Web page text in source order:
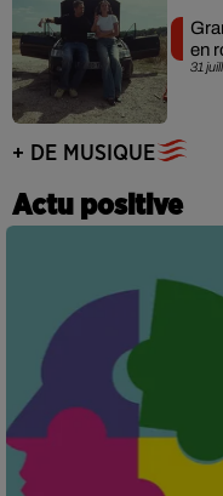
31
en
+ DE MUSIQUE
Actu positive